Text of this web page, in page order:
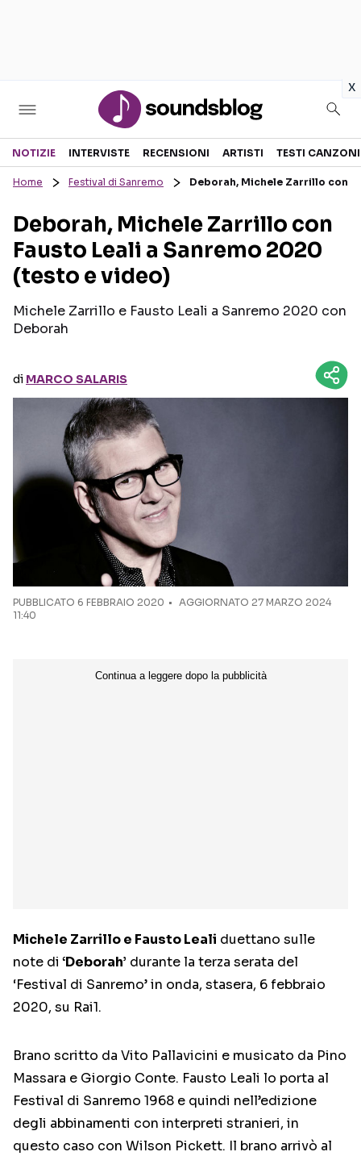
x
Sezioni
RECENSIONI MUSICALI
INTERVISTE
GOSSIP E CURIOSITÀ
TESTI CANZONI
TOUR ED EVENTI
Seguici sui social
NOTIZIE INTERVISTE RECENSIONI ARTISTI TESTI CANZONI
Home Festival di Sanremo Deborah, Michele Zarrillo con
Deborah, Michele Zarrillo con
Fausto Leali a Sanremo 2020
(testo e video)
Michele Zarrillo e Fausto Leali a Sanremo 2020 con
Deborah
di MARCO SALARIS
PUBBLICATO 6 FEBBRAIO 2020
AGGIORNATO 27 MARZO 2024
11:40
Michele Zarrillo e Fausto Leali duettano sulle
note di ‘Deborah’ durante la terza serata del
‘Festival di Sanremo’ in onda, stasera, 6 febbraio
2020, su Rai1.
Brano scritto da Vito Pallavicini e musicato da Pino
Massara e Giorgio Conte. Fausto Leali lo porta al
Festival di Sanremo 1968 e quindi nell’edizione
degli abbinamenti con interpreti stranieri, in
questo caso con Wilson Pickett. Il brano arrivò al